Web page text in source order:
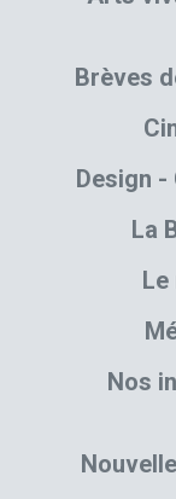
Brèves
Design -
La
Le
Nos